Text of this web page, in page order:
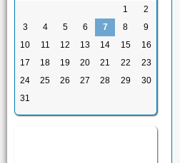
1
2
3
4 5 6 7 8
9
10
11 12 13 14 15
16
17
18 19 20 21 22
23
24
25 26 27 28 29
30
31